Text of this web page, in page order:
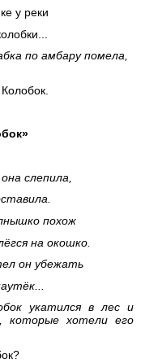
у реки
по амбару помела,
слепила,
похож
на окошко.
он убежать
укатился в лес и
которые хотели его